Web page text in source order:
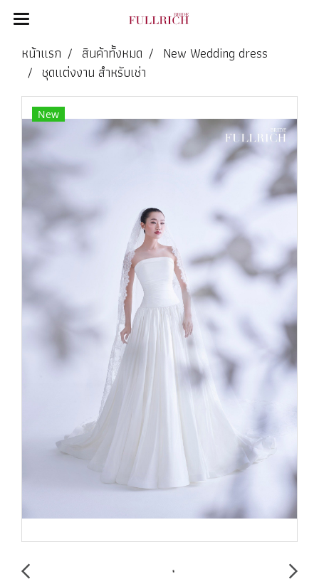
หน้าแรก สินค้าทั้งหมด
New Wedding dress
ชุดแต่งงาน สำหรับเช่า
New